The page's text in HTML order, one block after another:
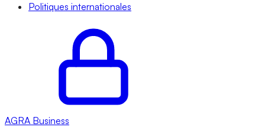
Politiques internationales
AGRA Business